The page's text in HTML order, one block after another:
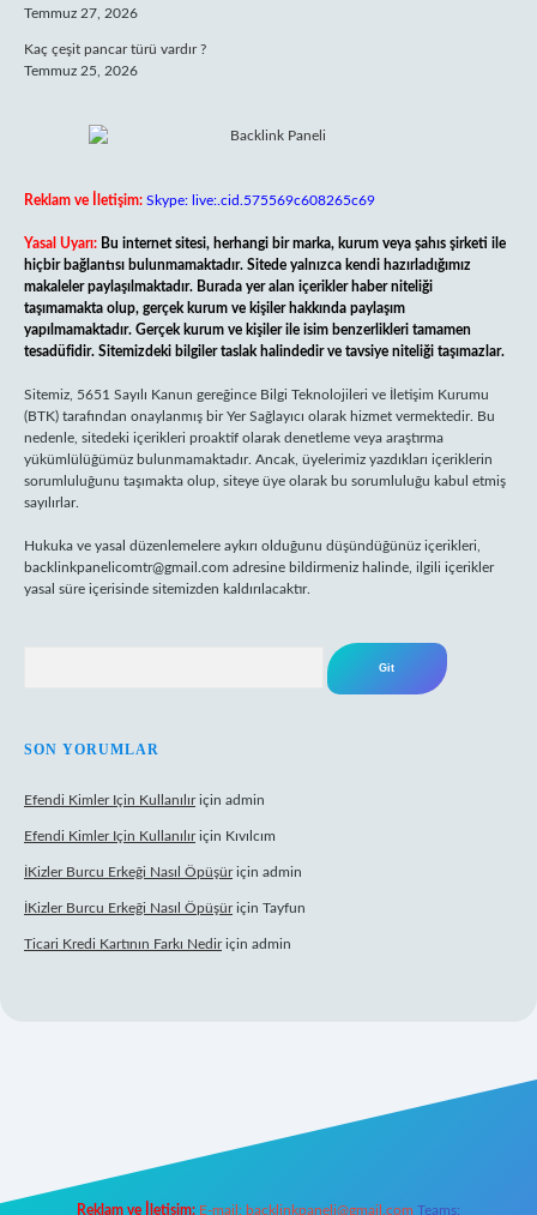
Temmuz 27, 2026
Kaç çeşit pancar türü vardır ?
Temmuz 25, 2026
Reklam ve İletişim: Skype: live:.cid.575569c608265c69
Yasal Uyarı: Bu internet sitesi, herhangi bir marka, kurum veya şahıs şirketi ile
hiçbir bağlantısı bulunmamaktadır. Sitede yalnızca kendi hazırladığımız
makaleler paylaşılmaktadır. Burada yer alan içerikler haber niteliği
taşımamakta olup, gerçek kurum ve kişiler hakkında paylaşım
yapılmamaktadır. Gerçek kurum ve kişiler ile isim benzerlikleri tamamen
tesadüfidir. Sitemizdeki bilgiler taslak halindedir ve tavsiye niteliği taşımazlar.
Sitemiz, 5651 Sayılı Kanun gereğince Bilgi Teknolojileri ve İletişim Kurumu
(BTK) tarafından onaylanmış bir Yer Sağlayıcı olarak hizmet vermektedir. Bu
nedenle, sitedeki içerikleri proaktif olarak denetleme veya araştırma
yükümlülüğümüz bulunmamaktadır. Ancak, üyelerimiz yazdıkları içeriklerin
sorumluluğunu taşımakta olup, siteye üye olarak bu sorumluluğu kabul etmiş
sayılırlar.
Hukuka ve yasal düzenlemelere aykırı olduğunu düşündüğünüz içerikleri,
backlinkpanelicomtr@gmail.com adresine bildirmeniz halinde, ilgili içerikler
yasal süre içerisinde sitemizden kaldırılacaktır.
SON YORUMLAR
Efendi Kimler Için Kullanılıriçin admin
Efendi Kimler Için Kullanılıriçin Kıvılcım
İKizler Burcu Erkeği Nasıl Öpüşüriçin admin
İKizler Burcu Erkeği Nasıl Öpüşüriçin Tayfun
Ticari Kredi Kartının Farkı Nediriçin admin
Reklam ve İletişim: E-mail: backlinkpaneli@gmail.com Teams: